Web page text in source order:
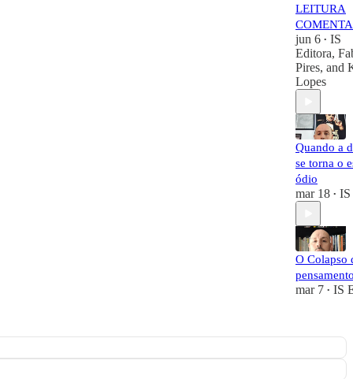
LEITURA
jun 6 • IS
Editora,
Pires, and
Lopes
Quando a
se torna o
ódio
mar 18 • IS
O Colapso
mar 7 • IS